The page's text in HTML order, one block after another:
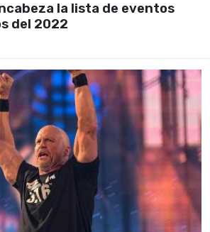
la lista de eventos
del 2022